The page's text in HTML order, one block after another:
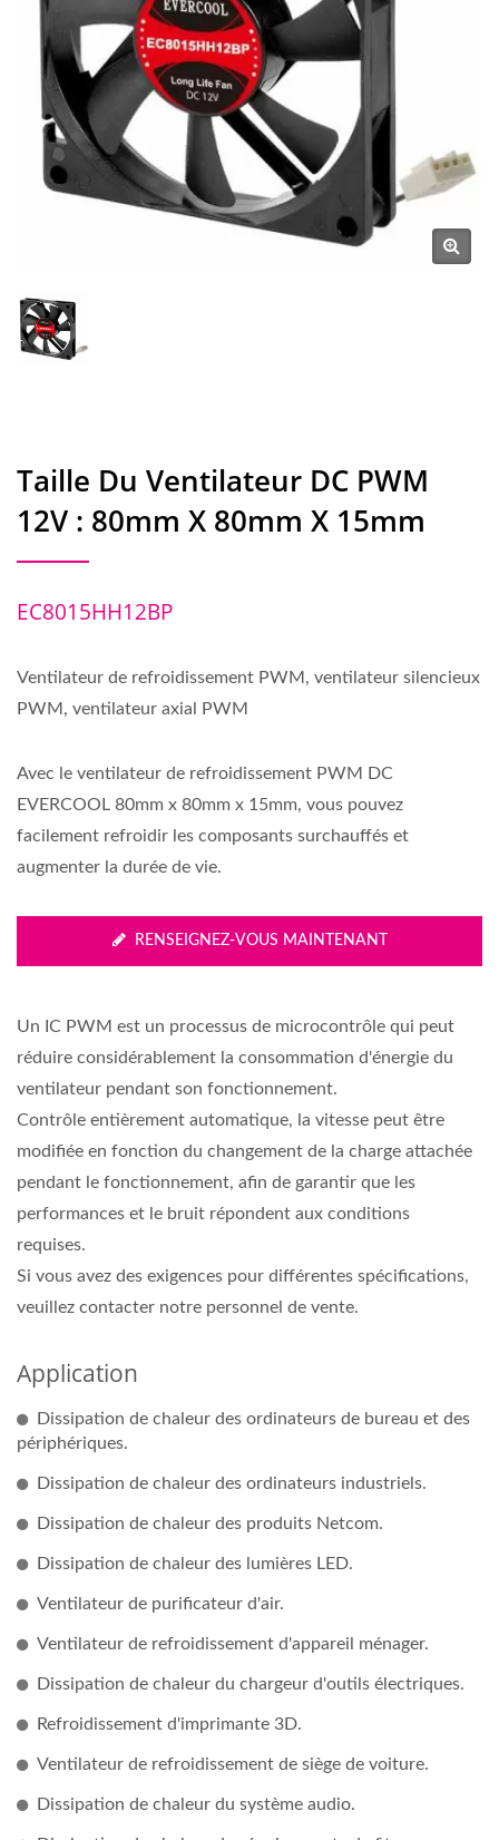
Taille Du Ventilateur DC PWM
12V : 80mm X 80mm X 15mm
EC8015HH12BP
Ventilateur de refroidissement PWM, ventilateur silencieux
PWM, ventilateur axial PWM
Avec le ventilateur de refroidissement PWM DC
EVERCOOL 80mm x 80mm x 15mm, vous pouvez
facilement refroidir les composants surchauffés et
augmenter la durée de vie.
RENSEIGNEZ-VOUS MAINTENANT
Un IC PWM est un processus de microcontrôle qui peut
réduire considérablement la consommation d'énergie du
ventilateur pendant son fonctionnement.
Contrôle entièrement automatique, la vitesse peut être
modifiée en fonction du changement de la charge attachée
pendant le fonctionnement, afin de garantir que les
performances et le bruit répondent aux conditions
requises.
Si vous avez des exigences pour différentes spécifications,
veuillez contacter notre personnel de vente.
Application
Dissipation de chaleur des ordinateurs de bureau et des
périphériques.
Dissipation de chaleur des ordinateurs industriels.
Dissipation de chaleur des produits Netcom.
Dissipation de chaleur des lumières LED.
Ventilateur de purificateur d'air.
Ventilateur de refroidissement d'appareil ménager.
Dissipation de chaleur du chargeur d'outils électriques.
Refroidissement d'imprimante 3D.
Ventilateur de refroidissement de siège de voiture.
Dissipation de chaleur du système audio.